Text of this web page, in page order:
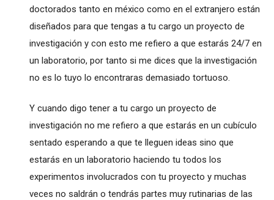
doctorados tanto en méxico como en el extranjero están
diseñados para que tengas a tu cargo un proyecto de
investigación y con esto me refiero a que estarás 24/7 en
un laboratorio, por tanto si me dices que la investigación
no es lo tuyo lo encontraras demasiado tortuoso.
Y cuando digo tener a tu cargo un proyecto de
investigación no me refiero a que estarás en un cubículo
sentado esperando a que te lleguen ideas sino que
estarás en un laboratorio haciendo tu todos los
experimentos involucrados con tu proyecto y muchas
veces no saldrán o tendrás partes muy rutinarias de las